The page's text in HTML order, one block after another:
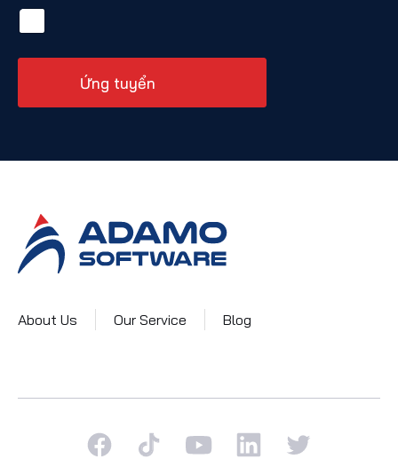
Ứng tuyển
About Us Our Service Blog